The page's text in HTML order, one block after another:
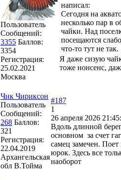
Пользователь
Сообщений:
3355 Баллов:
3354
Регистрация:
25.02.2021
Москва
написал:
Сегодня на
несколько пар в
чайки. Над
посещаются
что-то тут не так.
Я даже сизую
тоже нонсенс,
Чик Чириксон
Пользователь
Сообщений:
268 Баллов:
321
Регистрация:
22.04.2019
Архангельская
обл В.Тойма
#187
1
26 апреля 2026
Вдоль длинной
основном за счет
самец замечен.
юрок. Здесь все
наоборот